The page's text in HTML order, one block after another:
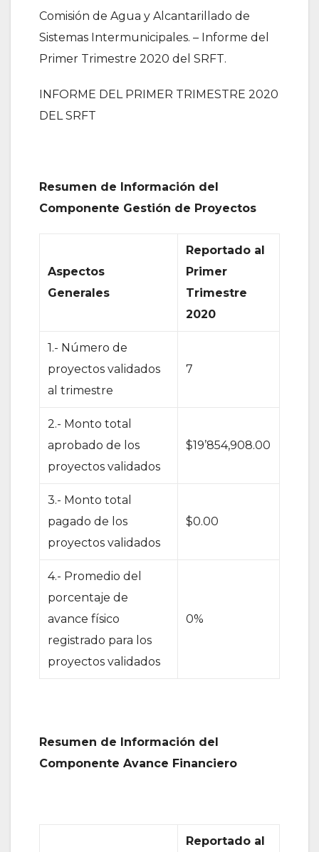
Comisión de Agua y Alcantarillado de
Sistemas Intermunicipales. – Informe del
Primer Trimestre 2020 del SRFT.
INFORME DEL PRIMER TRIMESTRE 2020
DEL SRFT
Resumen de Información del
Componente Gestión de Proyectos
Aspectos
Generales
Reportado al
Primer
Trimestre
2020
1.- Número de
proyectos validados
al trimestre
7
2.- Monto total
aprobado de los
proyectos validados
$19’854,908.00
3.- Monto total
pagado de los
proyectos validados
$0.00
4.- Promedio del
porcentaje de
avance físico
registrado para los
proyectos validados
0%
Resumen de Información del
Componente Avance Financiero
Reportado al